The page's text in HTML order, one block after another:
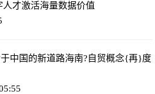
才激活海量数据价值
中国的新道路​海南?自贸概念{再}度